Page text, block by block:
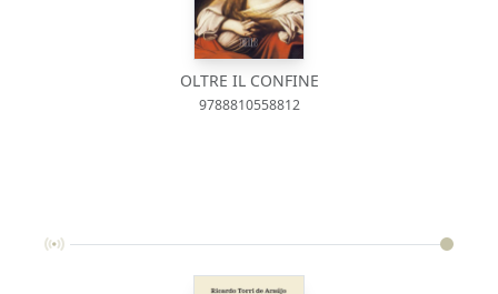
OLTRE IL CONFINE
9788810558812